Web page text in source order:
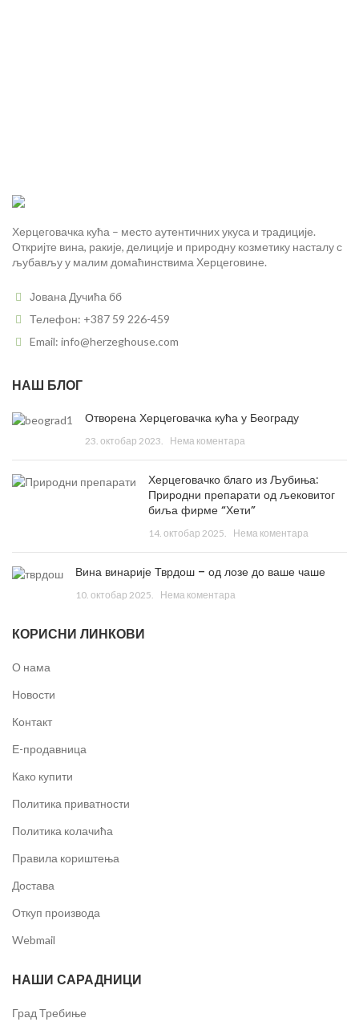
Херцеговачка кућа – место аутентичних укуса и традиције.
Откријте вина, ракије, делиције и природну козметику насталу с
љубављу у малим домаћинствима Херцеговине.
Јована Дучића бб
Телефон: +387 59 226-459
Email: info@herzeghouse.com
НАШ БЛОГ
Отворена Херцеговачка кућа у Београду
23. октобар 2023. Нема коментара
Херцеговачко благо из Љубиња:
Природни препарати од љековитог
биља фирме “Хети”
14. октобар 2025. Нема коментара
Вина винарије Тврдош – од лозе до ваше чаше
10. октобар 2025. Нема коментара
КОРИСНИ ЛИНКОВИ
О нама
Новости
Контакт
Е-продавница
Како купити
Политика приватности
Политика колачића
Правила кориштења
Достава
Откуп производа
Webmail
НАШИ САРАДНИЦИ
Град Требиње